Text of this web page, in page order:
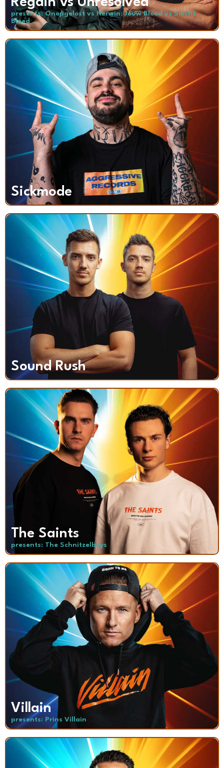
presents: Onopgelost vs Herwin: Jouw Bloed vs Slecht
Bloed
Sickmode
Sound Rush
The Saints
presents: The Schnitzelboys
Villain
presents: Prins Villain